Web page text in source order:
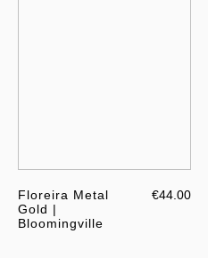
Floreira Metal
Gold |
Bloomingville
€44.00